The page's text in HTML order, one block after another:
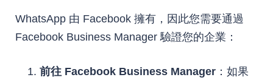
WhatsApp 由 Facebook 擁有，因此您需要通過
Facebook Business Manager 驗證您的企業：
前往 Facebook Business Manager ：如果